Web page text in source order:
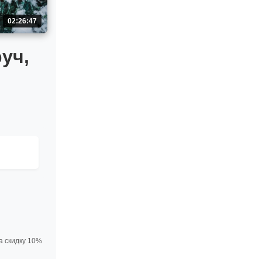
02:26:47
скидку 10%